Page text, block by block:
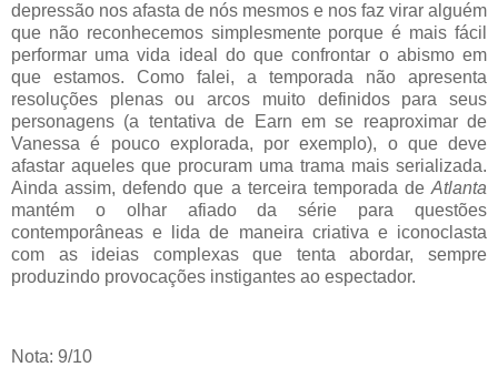
depressão nos afasta de nós mesmos e nos faz virar alguém
que não reconhecemos simplesmente porque é mais fácil
performar uma vida ideal do que confrontar o abismo em
que estamos. Como falei, a temporada não apresenta
resoluções plenas ou arcos muito definidos para seus
personagens (a tentativa de Earn em se reaproximar de
Vanessa é pouco explorada, por exemplo), o que deve
afastar aqueles que procuram uma trama mais serializada.
Ainda assim, defendo que a terceira temporada de Atlanta
mantém o olhar afiado da série para questões
contemporâneas e lida de maneira criativa e iconoclasta
com as ideias complexas que tenta abordar, sempre
produzindo provocações instigantes ao espectador.
Nota: 9/10